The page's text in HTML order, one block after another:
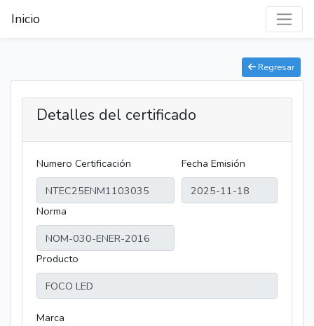
Inicio
Regresar
Detalles del certificado
Numero Certificación Fecha Emisión
Norma
Producto
Marca